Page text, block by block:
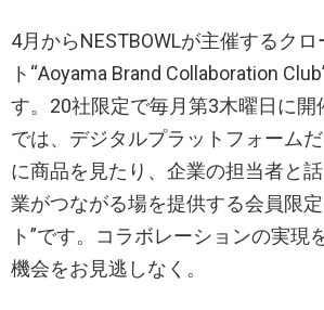
4月からNESTBOWLが主催するク
ト“Aoyama Brand Collaboration
す。20社限定で毎月第3木曜日に開
では、デジタルプラットフォーム
に商品を見たり、企業の担当者と
業がつながる場を提供する会員限
ト”です。コラボレーションの実現
機会をお見逃しなく。